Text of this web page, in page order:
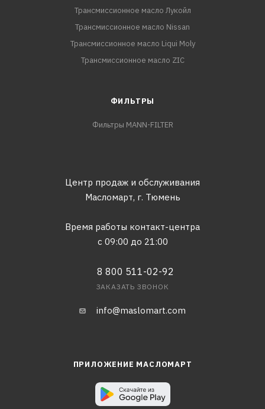
Трансмиссионное масло Лукойл
Трансмиссионное масло Nissan
Трансмиссионное масло Liqui Moly
Трансмиссионное масло ZIC
ФИЛЬТРЫ
Фильтры MANN-FILTER
Центр продаж и обслуживания
Масломарт, г. Тюмень
Время работы контакт-центра
с 09:00 до 21:00
8 800 511-02-92
ЗАКАЗАТЬ ЗВОНОК
info@maslomart.com
ПРИЛОЖЕНИЕ МАСЛОМАРТ